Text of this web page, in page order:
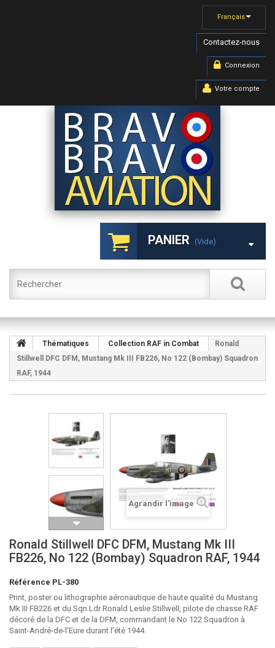
Français
Contactez-nous
Connexion
Votre compte
PANIER (vide)
Thématiques Collection RAF in Combat
Ronald
Stillwell DFC DFM, Mustang Mk III FB226, No 122 (Bombay) Squadron
RAF, 1944
Agrandir l'image
Ronald Stillwell DFC DFM, Mustang Mk III
FB226, No 122 (Bombay) Squadron RAF, 1944
Référence PL-380
Print, poster ou lithographie aéronautique de haute qualité du Mustang
Mk III FB226 et du Sqn Ldr Ronald Leslie Stillwell, pilote de chasse RAF
décoré de la DFC et de la DFM, commandant le No 122 Squadron à
Saint-André-de-l’Eure durant l’été 1944.